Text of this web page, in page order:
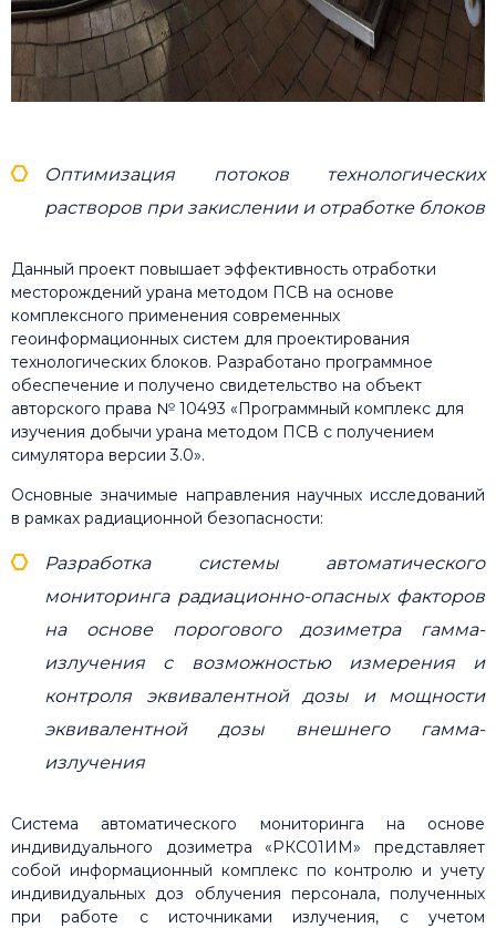
Оптимизация потоков технологических
растворов при закислении и отработке блоков
Данный проект повышает эффективность отработки
месторождений урана методом ПСВ на основе
комплексного применения современных
геоинформационных систем для проектирования
технологических блоков. Разработано программное
обеспечение и получено cвидетельство на объект
авторского права № 10493 «Программный комплекс для
изучения добычи урана методом ПСВ с получением
cимулятора версии 3.0».
Основные значимые направления научных исследований
в рамках радиационной безопасности:
Разработка системы автоматического
мониторинга радиационно-опасных факторов
на основе порогового дозиметра гамма-
излучения с возможностью измерения и
контроля эквивалентной дозы и мощности
эквивалентной дозы внешнего гамма-
излучения
Система автоматического мониторинга на основе
индивидуального дозиметра «РКС01ИМ» представляет
собой информационный комплекс по контролю и учету
индивидуальных доз облучения персонала, полученных
при работе с источниками излучения, с учетом